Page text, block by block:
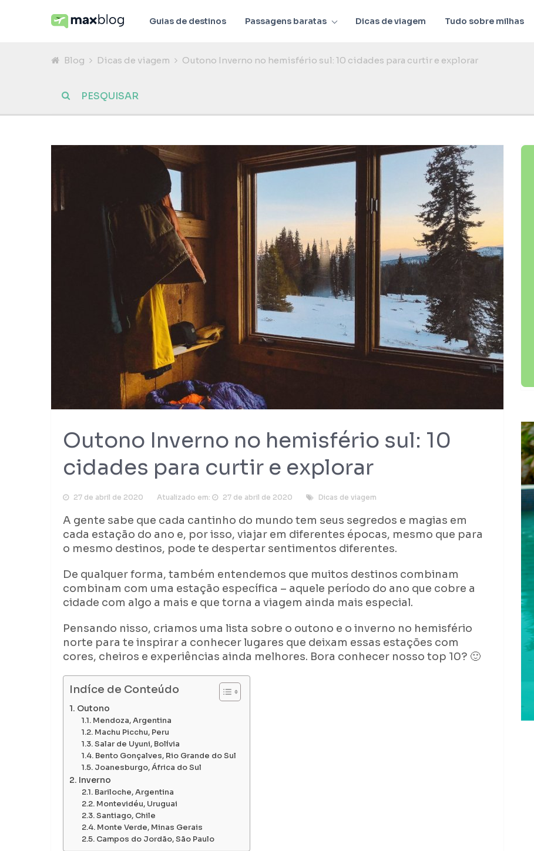
Guias de destinos Passagens baratas Dicas de viagem Tudo sobre milhas
Blog Dicas de viagem Outono Inverno no hemisfério sul: 10 cidades para curtir e explorar
Outono Inverno no hemisfério sul: 10
cidades para curtir e explorar
27 de abril de 2020 Atualizado em: 27 de abril de 2020 Dicas de viagem
A gente sabe que cada cantinho do mundo tem seus segredos e magias em
cada estação do ano e, por isso, viajar em diferentes épocas, mesmo que para
o mesmo destinos, pode te despertar sentimentos diferentes.
De qualquer forma, também entendemos que muitos destinos combinam
combinam com uma estação específica – aquele período do ano que cobre a
cidade com algo a mais e que torna a viagem ainda mais especial.
Pensando nisso, criamos uma lista sobre o outono e o inverno no hemisfério
norte para te inspirar a conhecer lugares que deixam essas estações com
cores, cheiros e experiências ainda melhores. Bora conhecer nosso top 10? 🙂
Indíce de Conteúdo
Outono
Mendoza, Argentina
Machu Picchu, Peru
Salar de Uyuni, Bolívia
Bento Gonçalves, Rio Grande do Sul
Joanesburgo, África do Sul
Inverno
Bariloche, Argentina
Montevidéu, Uruguai
Santiago, Chile
Monte Verde, Minas Gerais
Campos do Jordão, São Paulo